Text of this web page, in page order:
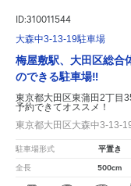
ID:310011544
大森中3-13-19駐車場
梅屋敷駅、大田区総合
のできる駐車場‼
東京都大田区東蒲田2丁目
予約できてオススメ！
東京都大田区大森中3-13-
駐車場形式 平置き
全長 500cm